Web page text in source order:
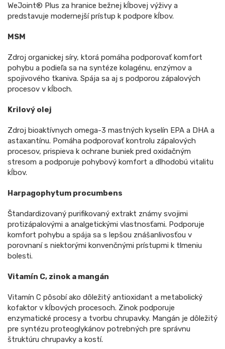
WeJoint® Plus za hranice bežnej kĺbovej výživy a
predstavuje modernejší prístup k podpore kĺbov.
MSM
Zdroj organickej síry, ktorá pomáha podporovať komfort
pohybu a podieľa sa na syntéze kolagénu, enzýmov a
spojivového tkaniva. Spája sa aj s podporou zápalových
procesov v kĺboch.
Krilový olej
Zdroj bioaktívnych omega-3 mastných kyselín EPA a DHA a
astaxantínu. Pomáha podporovať kontrolu zápalových
procesov, prispieva k ochrane buniek pred oxidačným
stresom a podporuje pohybový komfort a dlhodobú vitalitu
kĺbov.
Harpagophytum procumbens
Štandardizovaný purifikovaný extrakt známy svojimi
protizápalovými a analgetickými vlastnosťami. Podporuje
komfort pohybu a spája sa s lepšou znášanlivosťou v
porovnaní s niektorými konvenčnými prístupmi k tlmeniu
bolesti.
Vitamín C, zinok a mangán
Vitamín C pôsobí ako dôležitý antioxidant a metabolický
kofaktor v kĺbových procesoch. Zinok podporuje
enzymatické procesy a tvorbu chrupavky. Mangán je dôležitý
pre syntézu proteoglykánov potrebných pre správnu
štruktúru chrupavky a kostí.